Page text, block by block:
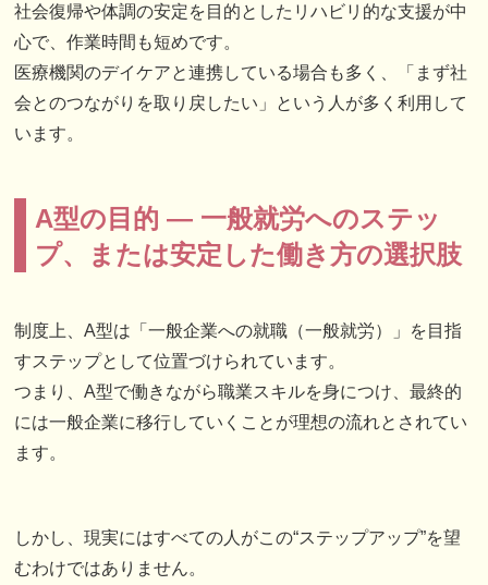
社会復帰や体調の安定を目的としたリハビリ的な支援が中
心で、作業時間も短めです。
医療機関のデイケアと連携している場合も多く、「まず社
会とのつながりを取り戻したい」という人が多く利用して
います。
A型の目的 ― 一般就労へのステッ
プ、または安定した働き方の選択肢
制度上、A型は「一般企業への就職（一般就労）」を目指
すステップとして位置づけられています。
つまり、A型で働きながら職業スキルを身につけ、最終的
には一般企業に移行していくことが理想の流れとされてい
ます。
しかし、現実にはすべての人がこの“ステップアップ”を望
むわけではありません。